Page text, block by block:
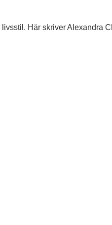
Här skriver Alexandra